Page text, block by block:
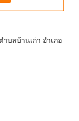
บลบ้านเก่า อำเภอ